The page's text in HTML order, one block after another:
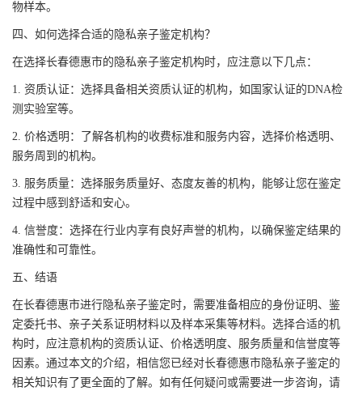
物样本。
四、如何选择合适的隐私亲子鉴定机构？
在选择长春德惠市的隐私亲子鉴定机构时，应注意以下几点：
1. 资质认证：选择具备相关资质认证的机构，如国家认证的DNA检
测实验室等。
2. 价格透明：了解各机构的收费标准和服务内容，选择价格透明、
服务周到的机构。
3. 服务质量：选择服务质量好、态度友善的机构，能够让您在鉴定
过程中感到舒适和安心。
4. 信誉度：选择在行业内享有良好声誉的机构，以确保鉴定结果的
准确性和可靠性。
五、结语
在长春德惠市进行隐私亲子鉴定时，需要准备相应的身份证明、鉴
定委托书、亲子关系证明材料以及样本采集等材料。选择合适的机
构时，应注意机构的资质认证、价格透明度、服务质量和信誉度等
因素。通过本文的介绍，相信您已经对长春德惠市隐私亲子鉴定的
相关知识有了更全面的了解。如有任何疑问或需要进一步咨询，请